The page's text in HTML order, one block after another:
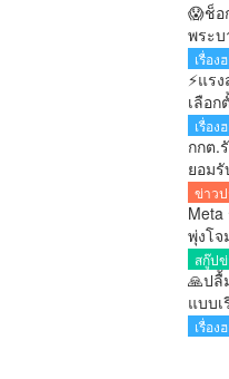
😱ช็อ
พระ
ภาร
เรื่อง
⚡แร
เลือก
60 วั
เรื่อง
กกต.
ยอม
เดือ
ข่าว
พุ่งโ
สกู๊ป
🙏ปลื้
แบบ
กันเอ
เรื่อง